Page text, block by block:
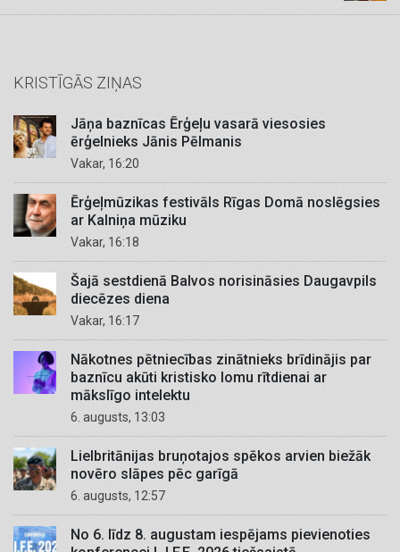
KRISTĪGĀS ZIŅAS
Jāņa baznīcas Ērģeļu vasarā viesosies
ērģelnieks Jānis Pēlmanis
Vakar, 16:20
Ērģeļmūzikas festivāls Rīgas Domā noslēgsies
ar Kalniņa mūziku
Vakar, 16:18
Šajā sestdienā Balvos norisināsies Daugavpils
diecēzes diena
Vakar, 16:17
Nākotnes pētniecības zinātnieks brīdinājis par
baznīcu akūti kristisko lomu rītdienai ar
mākslīgo intelektu
6. augusts, 13:03
Lielbritānijas bruņotajos spēkos arvien biežāk
novēro slāpes pēc garīgā
6. augusts, 12:57
No 6. līdz 8. augustam iespējams pievienoties